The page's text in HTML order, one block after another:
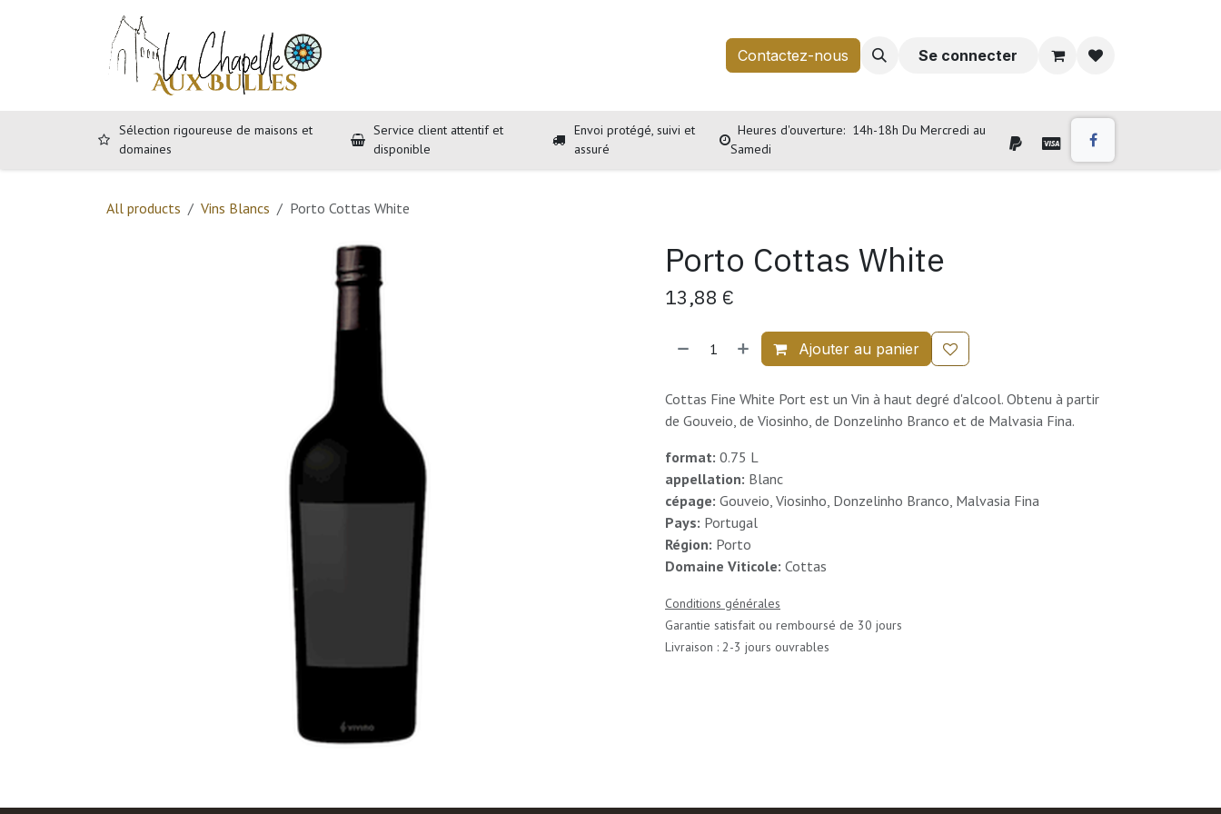
Contactez-nous Se connecter
Sélection rigoureuse de maisons et
domaines
Service client attentif et
disponible
Envoi protégé, suivi et
assuré
Heures d'ouverture: 14h-18h Du Mercredi au
Samedi
All products Vins Blancs Porto Cottas White
Porto Cottas White
13,88 €
Ajouter au panier
Cottas Fine White Port est un Vin à haut degré d'alcool. Obtenu à partir
de Gouveio, de Viosinho, de Donzelinho Branco et de Malvasia Fina.
format: 0.75 L
appellation: Blanc
cépage: Gouveio, Viosinho, Donzelinho Branco, Malvasia Fina
Pays: Portugal
Région: Porto
Domaine Viticole: Cottas
Conditions générales
Garantie satisfait ou remboursé de 30 jours
Livraison : 2-3 jours ouvrables